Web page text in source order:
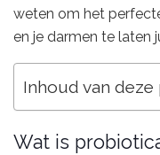
weten om het
en je darmen te laten
Inhoud van deze
Wat is